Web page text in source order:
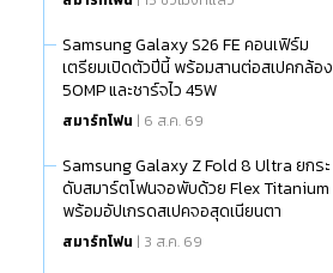
Samsung Galaxy S26 FE คอนเฟิร์ม
เตรียมเปิดตัวปีนี้ พร้อมสานต่อสเปคกล้อง
50MP และชาร์จไว 45W
สมาร์ทโฟน | 6 ส.ค. 69
Samsung Galaxy Z Fold 8 Ultra ยกระ
ดับสมาร์ตโฟนจอพับด้วย Flex Titanium
พร้อมอัปเกรดสเปคจอสุดเนียนตา
สมาร์ทโฟน | 3 ส.ค. 69